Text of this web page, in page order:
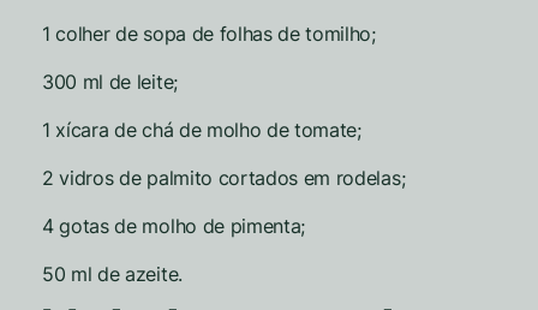
1 colher de sopa de folhas de tomilho;
300 ml de leite;
1 xícara de chá de molho de tomate;
2 vidros de palmito cortados em rodelas;
4 gotas de molho de pimenta;
50 ml de azeite.